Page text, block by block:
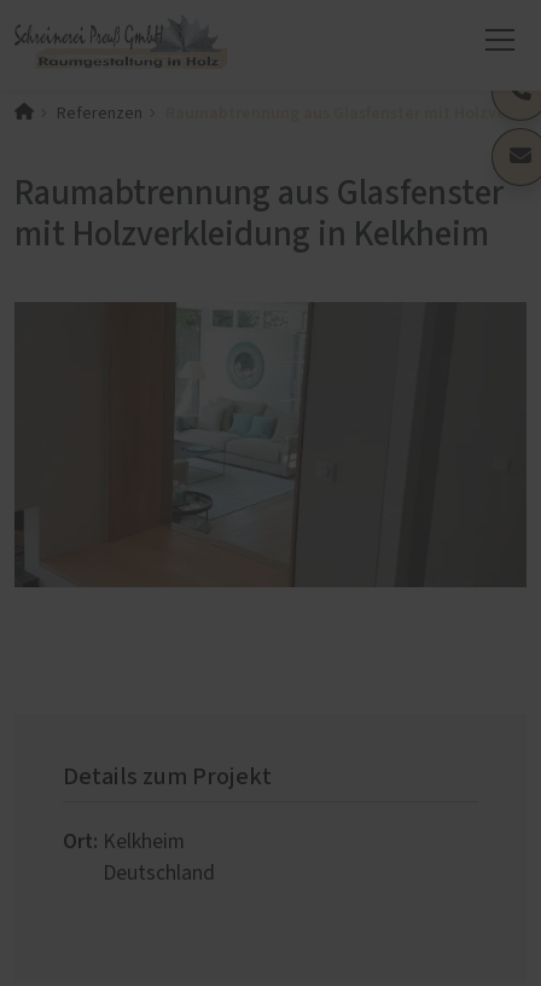
Referenzen Raumabtrennung aus Glasfenster mit
Raumabtrennung aus Glasfenster
mit Holzverkleidung in Kelkheim
Details zum Projekt
Ort: Kelkheim
Deutschland